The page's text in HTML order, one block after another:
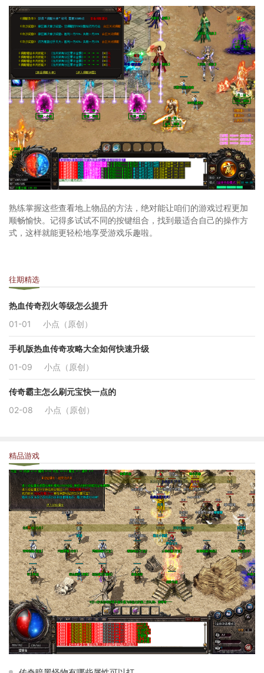
熟练掌握这些查看地上物品的方法，绝对能让咱们的游戏过程更加
顺畅愉快。记得多试试不同的按键组合，找到最适合自己的操作方
式，这样就能更轻松地享受游戏乐趣啦。
往期精选
热血传奇烈火等级怎么提升
01-01
小点（原创）
手机版热血传奇攻略大全如何快速升级
01-09
小点（原创）
传奇霸主怎么刷元宝快一点的
02-08
小点（原创）
精品游戏